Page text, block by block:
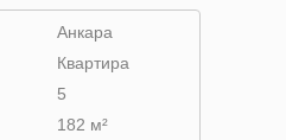
Анкара
Квартира
5
182 м²